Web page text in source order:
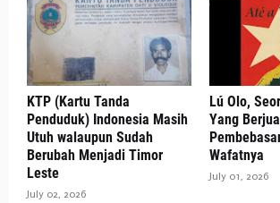
KTP (Kartu Tanda
Penduduk) Indonesia Masih
Utuh walaupun Sudah
Berubah Menjadi Timor
Leste
July 02, 2026
Lú Olo,
Yang
Wafatnya
July 01, 2026